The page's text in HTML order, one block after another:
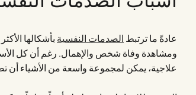
عادةً ما ترتبط الصدمات النفسية بأشكالها
ومشاهدة وفاة شخص والإهمال. رغم أن كل
علاجية، يمكن لمجموعة واسعة من الأشياء